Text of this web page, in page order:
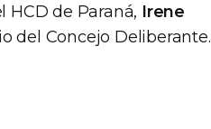
HCD de Paraná, Irene
del Concejo Deliberante.